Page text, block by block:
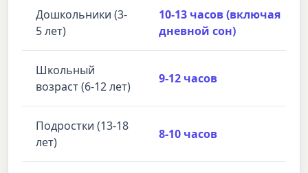
Дошкольники (3-
5 лет)
10-13 часов (включая
дневной сон)
Школьный
возраст (6-12 лет)
9-12 часов
Подростки (13-18
лет)
8-10 часов